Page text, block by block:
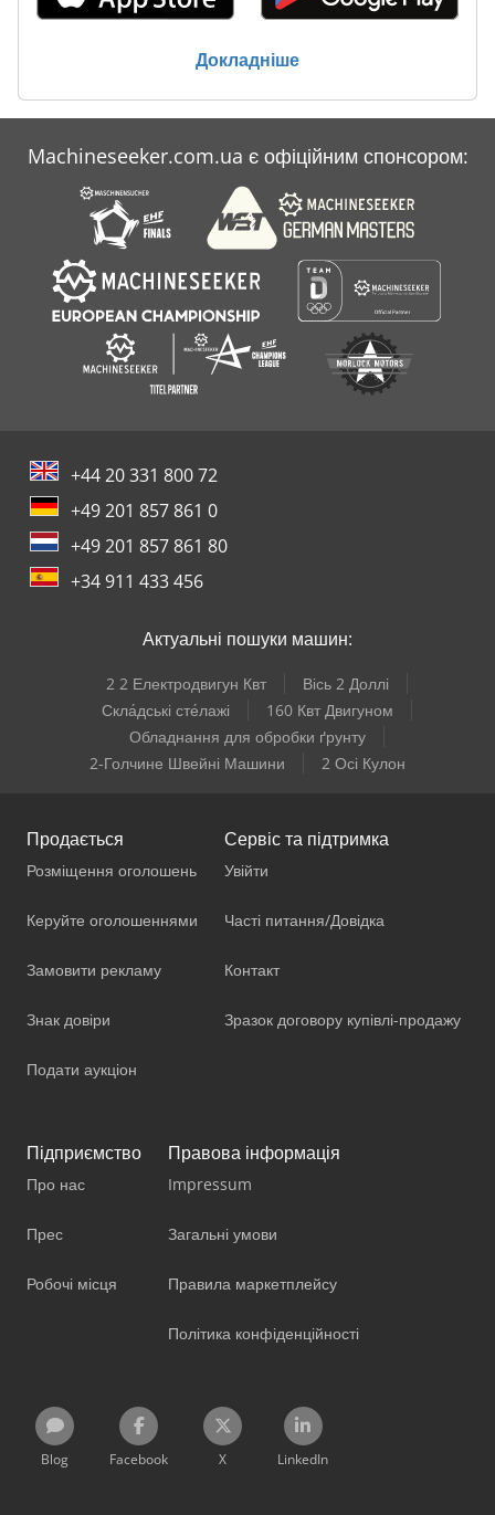
Докладніше
Machineseeker.com.ua є офіційним спонсором:
+44 20 331 800 72
+49 201 857 861 0
+49 201 857 861 80
+34 911 433 456
Актуальні пошуки машин:
2 2 Електродвигун Квт
Вісь 2 Доллі
Скла́дські сте́лажі
160 Квт Двигуном
Обладнання для обробки ґрунту
2-Голчине Швейні Машини
2 Осі Кулон
Продається
Розміщення оголошень
Керуйте оголошеннями
Замовити рекламу
Знак довіри
Подати аукціон
Сервіс та підтримка
Увійти
Часті питання/Довідка
Контакт
Зразок договору купівлі-продажу
Підприємство
Про нас
Прес
Робочі місця
Правова інформація
Impressum
Загальні умови
Правила маркетплейсу
Політика конфіденційності
Blog Facebook X LinkedIn